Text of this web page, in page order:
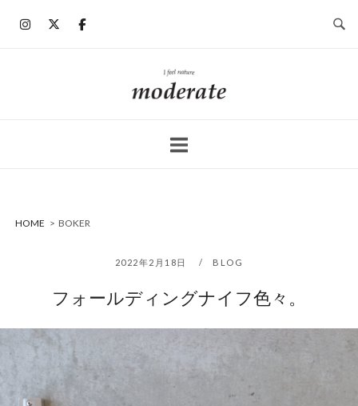
ホ
ー
HOME > BOKER
2022年2月18日 BLOG
フォールディングナイフ色々。